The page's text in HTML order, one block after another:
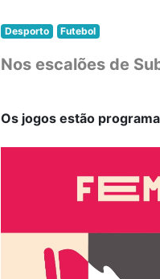
Desporto Futebol
Nos escalões de
Os jogos estão